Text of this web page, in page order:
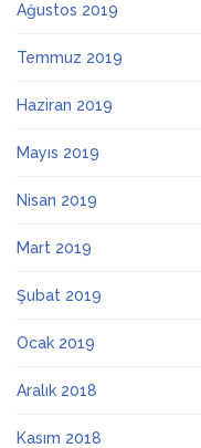
Ağustos 2019
Temmuz 2019
Haziran 2019
Mayıs 2019
Nisan 2019
Mart 2019
Şubat 2019
Ocak 2019
Aralık 2018
Kasım 2018